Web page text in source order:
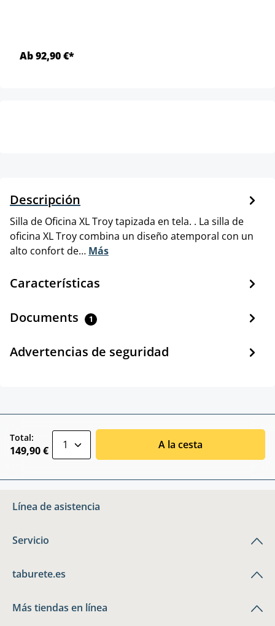
Ab 92,90 €*
Descripción
Silla de Oficina XL Troy tapizada en tela. . La silla de
oficina XL Troy combina un diseño atemporal con un
alto confort de… Más
Características
Documents 1
Advertencias de seguridad
Total:
149,90 € A la cesta
Línea de asistencia
Servicio
taburete.es
Más tiendas en línea